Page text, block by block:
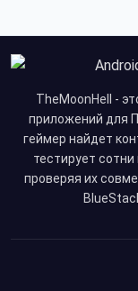
TheMoonHell -
приложений для
геймер найдет
тестирует
проверяя их